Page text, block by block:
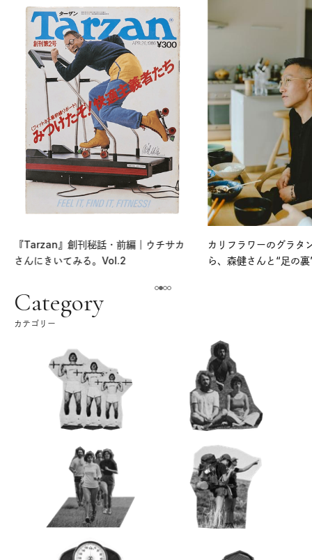
『Tarzan』創刊秘話・前編｜ウチサカ
さんにきいてみる。Vol.2
カリフラワーのグラタ
ら、森健さんと“足の
Category
カテゴリー